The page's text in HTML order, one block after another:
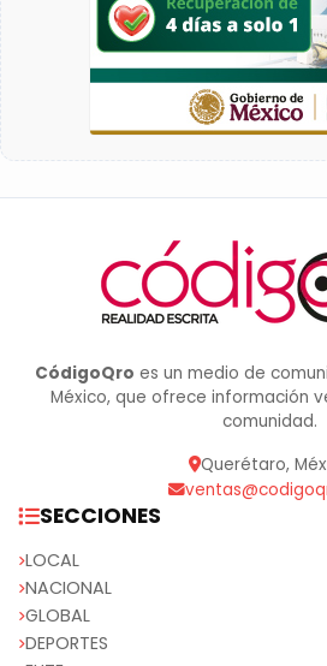
CódigoQro es un medio de
México, que ofrece información
comunidad.
Querétaro,
SECCIONES
LOCAL
NACIONAL
GLOBAL
DEPORTES